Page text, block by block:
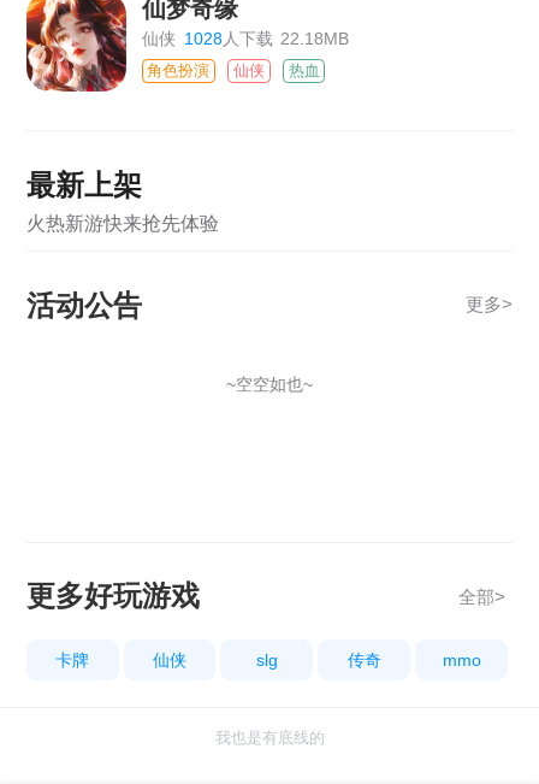
仙梦奇缘
仙侠 1028人下载 22.18MB
角色扮演 仙侠 热血
最新上架
火热新游快来抢先体验
活动公告 更多>
~空空如也~
更多好玩游戏 全部>
卡牌 仙侠 slg 传奇 mmo
我也是有底线的